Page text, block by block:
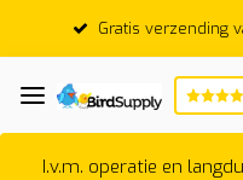
Gratis verzending
I.v.m. operatie en